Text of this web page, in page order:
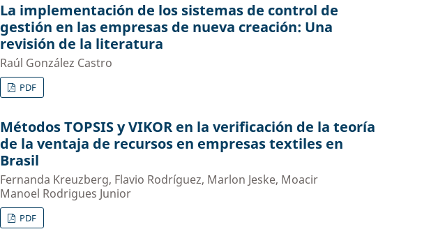
La implementación de los sistemas de control de
gestión en las empresas de nueva creación: Una
revisión de la literatura
Raúl González Castro
PDF
Métodos TOPSIS y VIKOR en la verificación de la teoría
de la ventaja de recursos en empresas textiles en
Brasil
Fernanda Kreuzberg, Flavio Rodríguez, Marlon Jeske, Moacir
Manoel Rodrigues Junior
PDF